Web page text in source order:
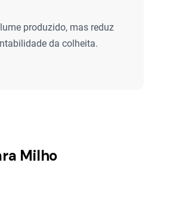
produzido, mas reduz
da colheita.
Milho